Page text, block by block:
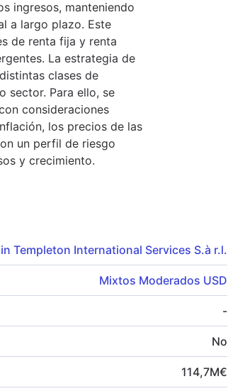
ingresos, manteniendo
a largo plazo. Este
de renta fija y renta
La estrategia de
clases de
sector. Para ello, se
consideraciones
los precios de las
un perfil de riesgo
y crecimiento.
Templeton International Services S.à r.l.
Mixtos Moderados USD
-
No
114,7M€